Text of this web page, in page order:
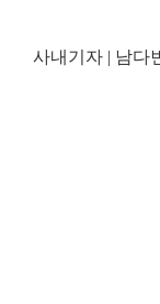
사내기자 | 남다